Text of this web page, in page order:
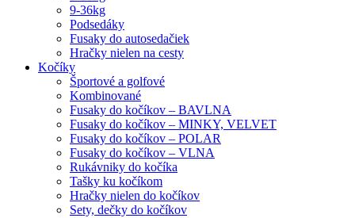
9-36kg
Podsedáky
Fusaky do autosedačiek
Hračky nielen na cesty
Kočíky
Športové a golfové
Kombinované
Fusaky do kočíkov – BAVLNA
Fusaky do kočíkov – MINKY, VELVET
Fusaky do kočíkov – POLAR
Fusaky do kočíkov – VLNA
Rukávniky do kočíka
Tašky ku kočíkom
Hračky nielen do kočíkov
Sety, dečky do kočíkov